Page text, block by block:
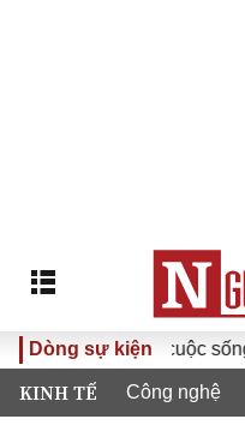
Dòng sự kiện
XIV vào cuộc sống
KINH TẾ Công nghệ